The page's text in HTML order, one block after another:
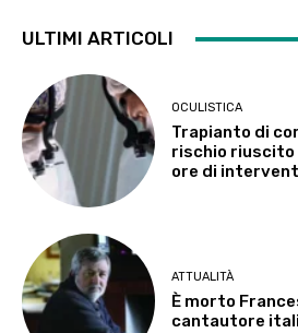
ULTIMI ARTICOLI
OCULISTICA
Trapianto di
rischio riuscito
ore di
ATTUALITÀ
È morto
cantautore